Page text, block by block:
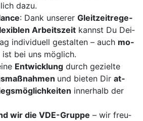
da­zu.
: Dank un­se­rer Gleit­zeit­re­ge­
Ar­beits­zeit kannst Du Dei­
in­di­vi­du­ell ge­stal­ten – auch mo­
ist bei uns mög­lich.
Ent­wick­lung durch ge­ziel­te
und bie­ten Dir at­
in­ner­halb der
wir die VDE-Grup­pe – wir freu­